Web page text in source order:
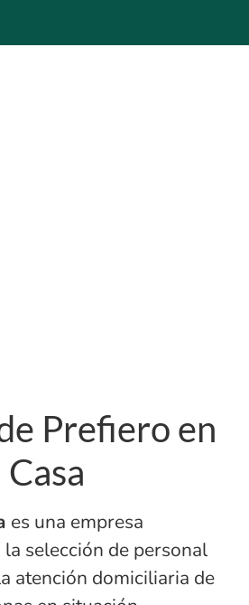
Prefiero en
Casa
es una empresa
selección de personal
atención domiciliaria de